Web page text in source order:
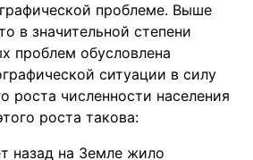
проблеме. Выше
в значительной степени
проблем обусловлена
ситуации в силу
роста численности населения
роста такова:
назад на Земле жило